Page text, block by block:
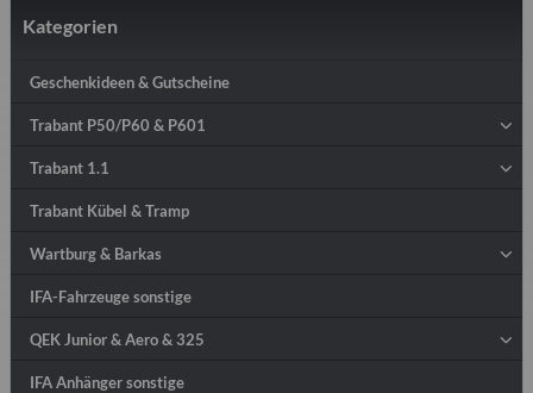
Kategorien
Geschenkideen & Gutscheine
Trabant P50/P60 & P601
Trabant 1.1
Trabant Kübel & Tramp
Wartburg & Barkas
IFA-Fahrzeuge sonstige
QEK Junior & Aero & 325
IFA Anhänger sonstige